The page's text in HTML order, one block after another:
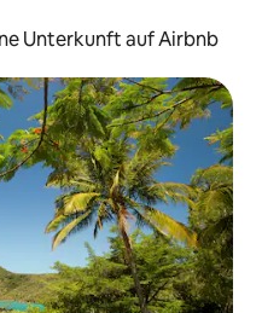
Unterkunft auf Airbnb